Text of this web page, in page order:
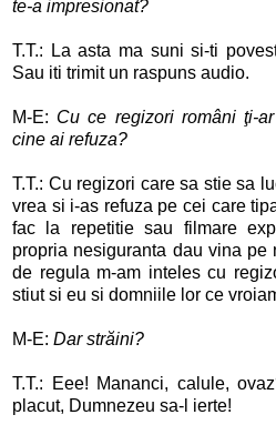
te-a impresionat?
T.T.: La asta ma suni si-ti
Sau iti trimit un raspuns audio.
M-E: Cu ce regizori români ţi-
cine ai refuza?
T.T.: Cu regizori care sa stie sa
vrea si i-as refuza pe cei care
fac la repetitie sau filmare
propria nesiguranta dau vina pe
de regula m-am inteles cu
stiut si eu si domniile lor ce
M-E: Dar străini?
T.T.: Eee! Mananci, calule,
placut, Dumnezeu sa-l ierte!